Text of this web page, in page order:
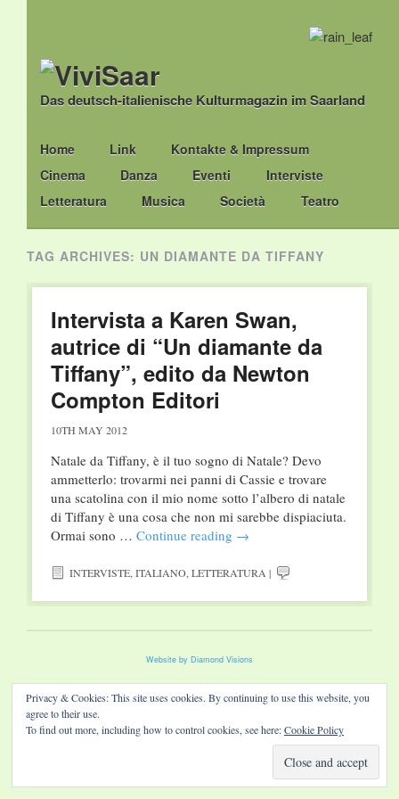
Das deutsch-italienische Kulturmagazin im Saarland
Main menu
Skip
to
content
Home Link
Kontakte & Impressum
Cinema
Danza Eventi
Interviste
Letteratura
Musica Società Teatro
TAG ARCHIVES: UN DIAMANTE DA TIFFANY
Intervista a Karen Swan,
autrice di “Un diamante da
Tiffany”, edito da Newton
Compton Editori
10TH MAY 2012
Natale da Tiffany, è il tuo sogno di Natale? Devo
ammetterlo: trovarmi nei panni di Cassie e trovare
una scatolina con il mio nome sotto l’albero di natale
di Tiffany è una cosa che non mi sarebbe dispiaciuta.
Ormai sono … Continue reading →
INTERVISTE,ITALIANO,LETTERATURA |
Website by Diamond Visions
Privacy & Cookies: This site uses cookies. By continuing to use this website, you
agree to their use.
To find out more, including how to control cookies, see here:Cookie Policy